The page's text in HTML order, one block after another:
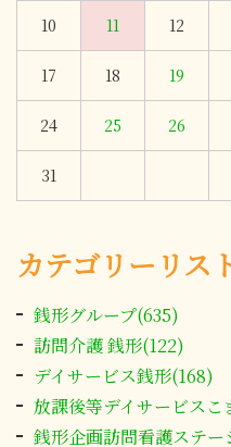
10 11 12
17 18 19
24 25 26
31
カテゴリーリス
銭形グループ(635)
訪問介護 銭形(122)
デイサービス銭形(168)
放課後等デイサービスこ
銭形企画訪問看護ステ